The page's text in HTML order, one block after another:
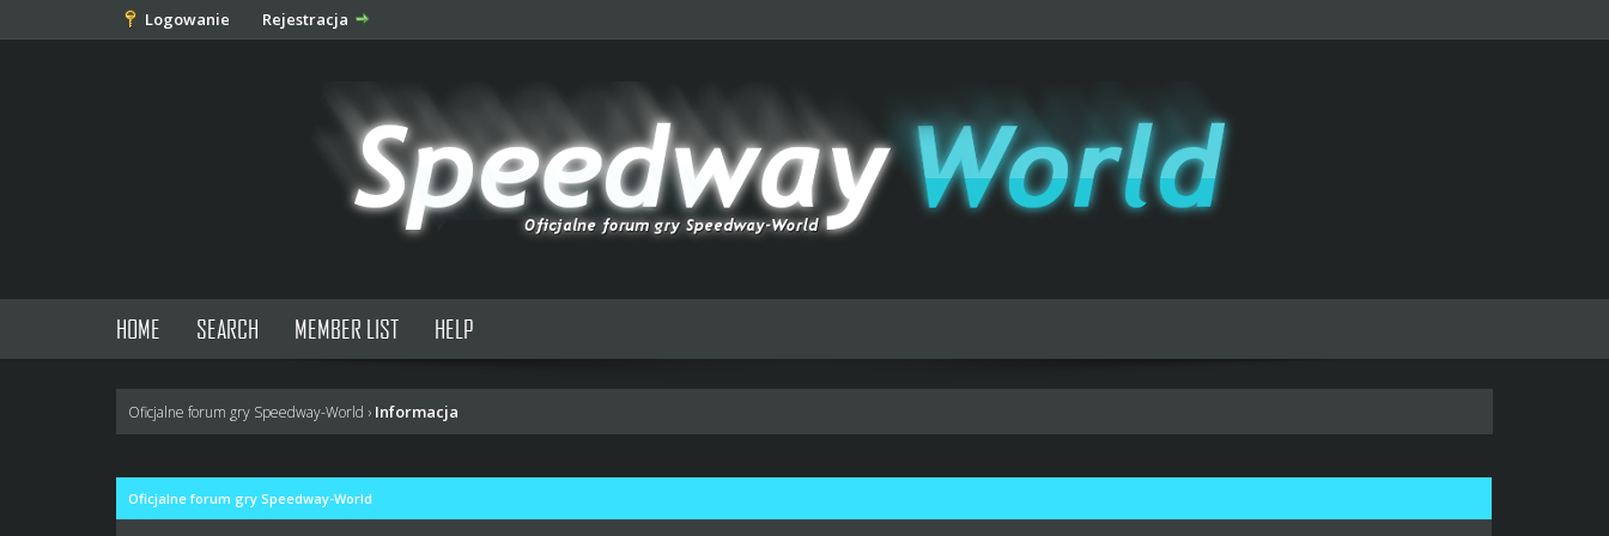
Logowanie Rejestracja
HOME SEARCH MEMBER LIST HELP
Oficjalne forum gry Speedway-World › Informacja
Oficjalne forum gry Speedway-World